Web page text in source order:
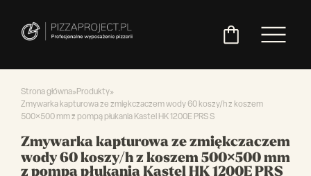
piece
do
do
ciasta
do
ciasta
do
pizzy
asortyment
Strona główna»Produkty»
Zmywarka kapturowa ze zmiękczaczem wody 60 koszy/h z koszem
500×500 mm z pompą płukania Kastel HK 1200E PRS S
Zmywarka kapturowa ze zmiękczaczem
wody 60 koszy/h z koszem 500×500 mm
z pompą płukania Kastel HK 1200E PRS